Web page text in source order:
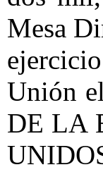
Mesa
Unión
DE LA